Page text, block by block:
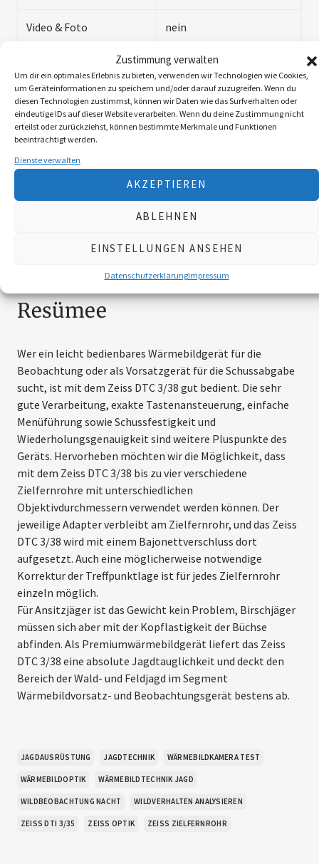
Zustimmung verwalten
Um dir ein optimales Erlebnis zu bieten, verwenden wir Technologien wie Cookies,
um Geräteinformationen zu speichern und/oder darauf zuzugreifen. Wenn du
diesen Technologien zustimmst, können wir Daten wie das Surfverhalten oder
eindeutige IDs auf dieser Website verarbeiten. Wenn du deine Zustimmung nicht
erteilst oder zurückziehst, können bestimmte Merkmale und Funktionen
beeinträchtigt werden.
Dienste verwalten
AKZEPTIEREN
ABLEHNEN
EINSTELLUNGEN ANSEHEN
DatenschutzerklärungImpressum
Video & Foto nein
Akku, Laufzeit 10 h
interner Speicher nein
Abmessungen (L×B×H)
164×60×65 mm (ohne
Jahresende)
€ 2.900,–
Resümee
Wer ein leicht bedienbares Wärme­bildgerät für die
Beobachtung oder als Vorsatz­gerät für die Schussabgabe
sucht, ist mit dem Zeiss DTC 3/38 gut bedient. Die sehr
gute Verarbeitung, exakte Tastenansteuerung, einfache
Menüführung sowie Schussfestigkeit und
Wiederholungsgenauigkeit sind weitere Pluspunkte des
Geräts. Hervorheben möchten wir die Möglichkeit, dass
mit dem Zeiss DTC 3/38 bis zu vier verschiedene
Zielfernrohre mit unterschiedlichen
Objektivdurchmessern verwendet werden können. Der
jeweilige Adapter verbleibt am Zielfernrohr, und das Zeiss
DTC 3/38 wird mit einem ­Bajonettverschluss dort
aufgesetzt. Auch eine möglicherweise notwendige
Korrektur der Treffpunktlage ist für jedes Zielfernrohr
einzeln möglich.
Für Ansitzjäger ist das Gewicht kein Problem, Birschjäger
müssen sich aber mit der Kopflastigkeit der Büchse
abfinden. Als Premiumwärmebildgerät liefert das Zeiss
DTC 3/38 eine absolute Jagdtauglichkeit und deckt den
Bereich der Wald- und Feldjagd im Segment
Wärmebildvorsatz- und Beobachtungsgerät bestens ab.
JAGDAUSRÜSTUNG JAGDTECHNIK WÄRMEBILDKAMERA TEST
WÄRMEBILDOPTIK WÄRMEBILDTECHNIK JAGD
WILDBEOBACHTUNG NACHT WILDVERHALTEN ANALYSIEREN
ZEISS DTI 3/35 ZEISS OPTIK ZEISS ZIELFERNROHR